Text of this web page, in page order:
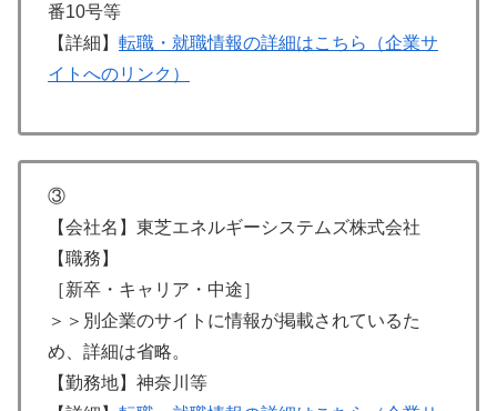
番10号等
【詳細】 転職・就職情報の詳細はこちら（企業サ
イトへのリンク）
③
【会社名】東芝エネルギーシステムズ株式会社
【職務】
［新卒・キャリア・中途］
＞＞別企業のサイトに情報が掲載されているた
め、詳細は省略。
【勤務地】神奈川等